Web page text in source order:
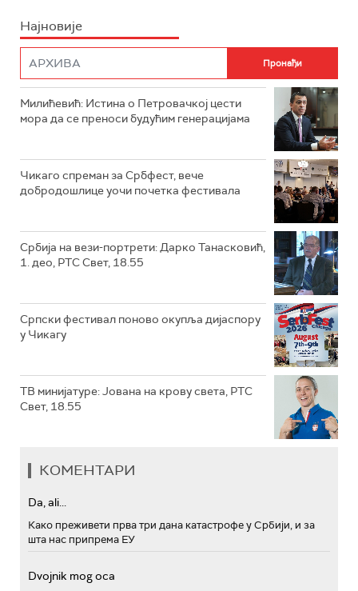
Најновије
Милићевић: Истина о Петровачкој цести
мора да се преноси будућим генерацијама
Чикаго спреман за Србфест, вече
добродошлице уочи почетка фестивала
Србија на вези-портрети: Дарко Танасковић,
1. део, РТС Свет, 18.55
Српски фестивал поново окупља дијаспору
у Чикагу
ТВ минијатуре: Јована на крову света, РТС
Свет, 18.55
КОМЕНТАРИ
Da, ali...
Како преживети прва три дана катастрофе у Србији, и за
шта нас припрема ЕУ
Dvojnik mog oca